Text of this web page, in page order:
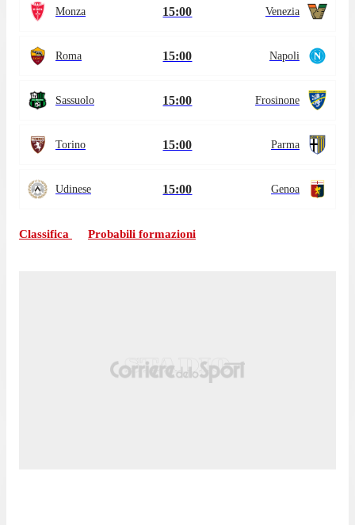
Monza 15:00 Venezia
Roma 15:00 Napoli
Sassuolo 15:00 Frosinone
Torino 15:00 Parma
Udinese 15:00 Genoa
Classifica Probabili formazioni